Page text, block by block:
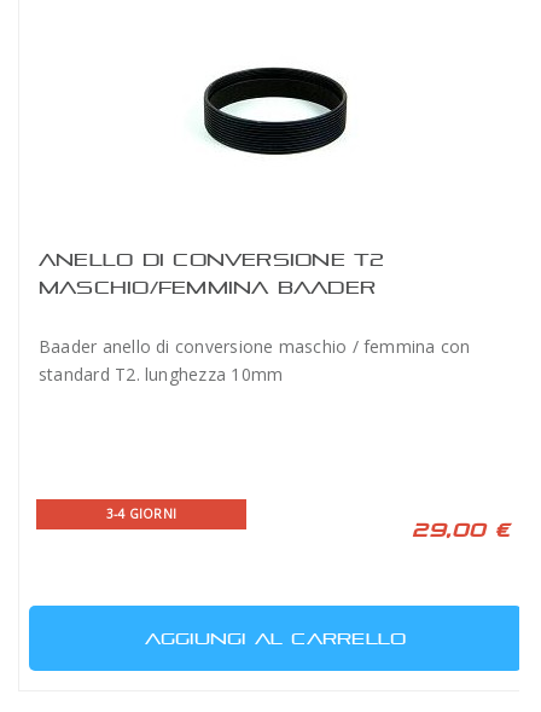
ANELLO DI CONVERSIONE T2
MASCHIO/FEMMINA BAADER
Baader anello di conversione maschio / femmina con
standard T2. lunghezza 10mm
3-4 GIORNI
29,00 €
AGGIUNGI AL CARRELLO